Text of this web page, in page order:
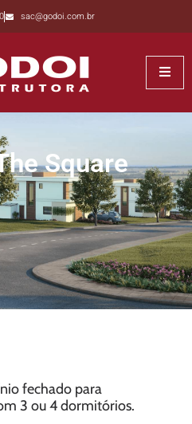
sac@godoi.com.br
Square
fechado para
3 ou 4 dormitórios.